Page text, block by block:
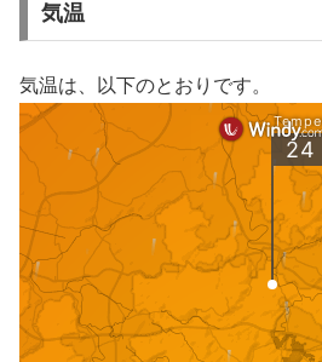
気温
気温は、以下のとおりです。